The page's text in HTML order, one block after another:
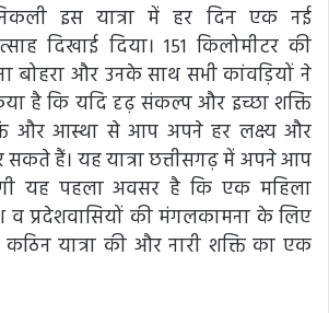
इस यात्रा में हर दिन एक नई
दिखाई दिया। 151 किलोमीटर की
बोहरा और उनके साथ सभी कांवड़ियों ने
है कि यदि दृढ़ संकल्प और इच्छा शक्ति
और आस्था से आप अपने हर लक्ष्य और
हैं। यह यात्रा छत्तीसगढ़ में अपने आप
यह पहला अवसर है कि एक महिला
व प्रदेशवासियों की मंगलकामना के लिए
कठिन यात्रा की और नारी शक्ति का एक